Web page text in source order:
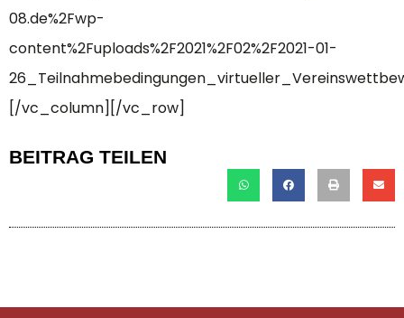
08.de%2Fwp-
content%2Fuploads%2F2021%2F02%2F2021-01-
[/vc_column][/vc_row]
BEITRAG TEILEN